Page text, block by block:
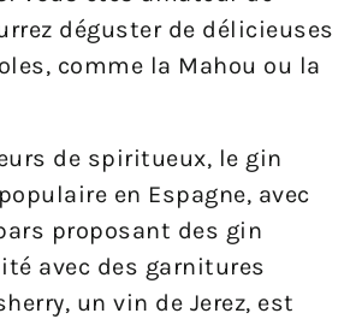
déguster de délicieuses
comme la Mahou ou la
de spiritueux, le gin
en Espagne, avec
proposant des gin
avec des garnitures
un vin de Jerez, est